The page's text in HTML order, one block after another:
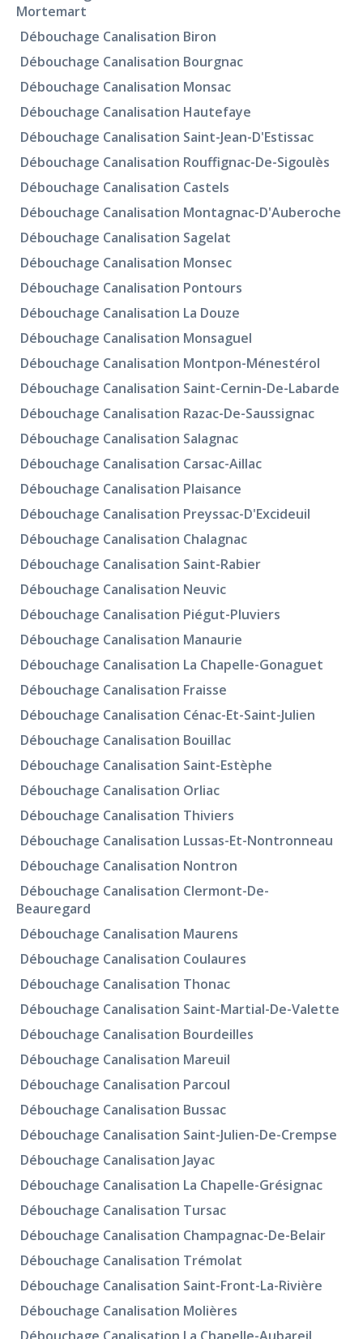
Mortemart
Débouchage Canalisation Biron
Débouchage Canalisation Bourgnac
Débouchage Canalisation Monsac
Débouchage Canalisation Hautefaye
Débouchage Canalisation Saint-Jean-D'Estissac
Débouchage Canalisation Rouffignac-De-Sigoulès
Débouchage Canalisation Castels
Débouchage Canalisation Montagnac-D'Auberoche
Débouchage Canalisation Sagelat
Débouchage Canalisation Monsec
Débouchage Canalisation Pontours
Débouchage Canalisation La Douze
Débouchage Canalisation Monsaguel
Débouchage Canalisation Montpon-Ménestérol
Débouchage Canalisation Saint-Cernin-De-Labarde
Débouchage Canalisation Razac-De-Saussignac
Débouchage Canalisation Salagnac
Débouchage Canalisation Carsac-Aillac
Débouchage Canalisation Plaisance
Débouchage Canalisation Preyssac-D'Excideuil
Débouchage Canalisation Chalagnac
Débouchage Canalisation Saint-Rabier
Débouchage Canalisation Neuvic
Débouchage Canalisation Piégut-Pluviers
Débouchage Canalisation Manaurie
Débouchage Canalisation La Chapelle-Gonaguet
Débouchage Canalisation Fraisse
Débouchage Canalisation Cénac-Et-Saint-Julien
Débouchage Canalisation Bouillac
Débouchage Canalisation Saint-Estèphe
Débouchage Canalisation Orliac
Débouchage Canalisation Thiviers
Débouchage Canalisation Lussas-Et-Nontronneau
Débouchage Canalisation Nontron
Débouchage Canalisation Clermont-De-
Beauregard
Débouchage Canalisation Maurens
Débouchage Canalisation Coulaures
Débouchage Canalisation Thonac
Débouchage Canalisation Saint-Martial-De-Valette
Débouchage Canalisation Bourdeilles
Débouchage Canalisation Mareuil
Débouchage Canalisation Parcoul
Débouchage Canalisation Bussac
Débouchage Canalisation Saint-Julien-De-Crempse
Débouchage Canalisation Jayac
Débouchage Canalisation La Chapelle-Grésignac
Débouchage Canalisation Tursac
Débouchage Canalisation Champagnac-De-Belair
Débouchage Canalisation Trémolat
Débouchage Canalisation Saint-Front-La-Rivière
Débouchage Canalisation Molières